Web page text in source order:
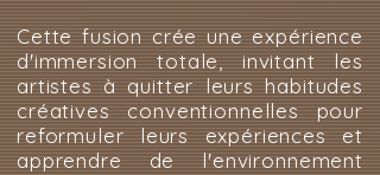
Cette fusion crée une expérience
d'immersion totale, invitant les
artistes à quitter leurs habitudes
créatives conventionnelles pour
reformuler leurs expériences et
apprendre de l'environnement